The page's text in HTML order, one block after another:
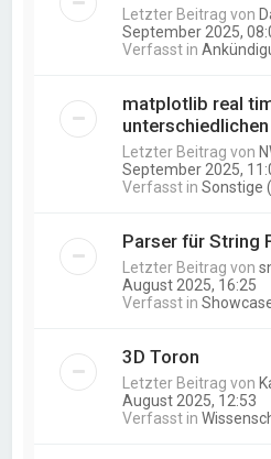
Letzter Beitrag von
September 2025,
Verfasst in
matplotlib real
Letzter Beitrag von
September 2025,
Verfasst inSonstige
Parser für String
Letzter Beitrag von
August 2025, 16:25
Verfasst in
3D Toron
Letzter Beitrag von
August 2025, 12:53
Verfasst in